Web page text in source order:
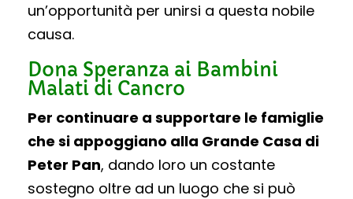
un’opportunità per unirsi a questa nobile
causa.
Dona Speranza ai Bambini
Malati di Cancro
Per continuare a supportare le famiglie
che si appoggiano alla Grande Casa di
Peter Pan, dando loro un costante
sostegno oltre ad un luogo che si può